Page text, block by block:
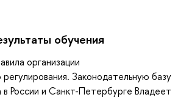
обучения
организации
Законодательную базу
в России и Санкт-Петербурге Владеет